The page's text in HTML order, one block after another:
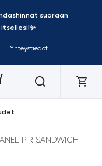
suoraan
Yhteystiedot
PIR SANDWICH